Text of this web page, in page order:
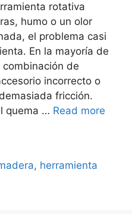
rotativa
humo o un olor
el problema casi
En la mayoría de
de
incorrecto o
fricción.
quema … Read more
, herramienta